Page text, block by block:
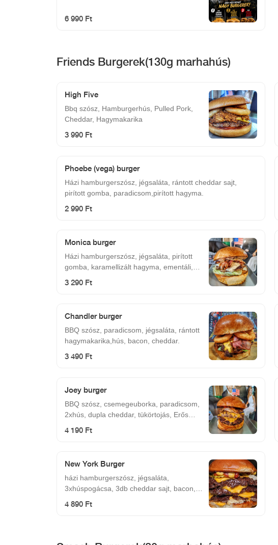
6 990 Ft
Friends Burgerek(130g marhahús)
High Five
Bbq szósz, Hamburgerhús, Pulled Pork,
Cheddar, Hagymakarika
3 990 Ft
Phoebe (vega) burger
Házi hamburgerszósz, jégsaláta, rántott cheddar sajt,
pirított gomba, paradicsom,pirított hagyma.
2 990 Ft
Monica burger
Házi hamburgerszósz, jégsaláta, pirított
gomba, karamellizált hagyma, ementáli,
3 290 Ft
Chandler burger
BBQ szósz, paradicsom, jégsaláta, rántott
hagymakarika,hús, bacon, cheddar.
3 490 Ft
Joey burger
BBQ szósz, csemegeuborka, paradicsom,
2xhús, dupla cheddar, tükörtojás, Erős
4 190 Ft
New York Burger
házi hamburgerszósz, jégsaláta,
3xhúspogácsa, 3db cheddar sajt, bacon,
4 890 Ft